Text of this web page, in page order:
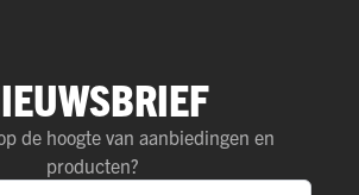
de hoogte van aanbiedingen en
producten?